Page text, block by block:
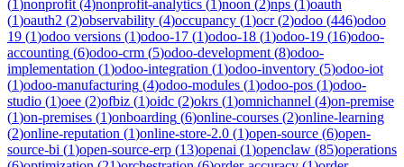
(1)nonprofit (4)nonprofit-analytics (1)noon (2)nps (1)oauth
(1)oauth2 (2)observability (4)occupancy (1)ocr(2)odoo (446)odoo
19 (1)odoo versions (1)odoo-17 (1)odoo-18 (1)odoo-19 (16)odoo-
accounting (6)odoo-crm (5)odoo-development (8)odoo-
implementation (1)odoo-integration (1)odoo-inventory (5)odoo-iot
(1)odoo-manufacturing (4)odoo-modules (1)odoo-pos (1)odoo-
studio (1)oee (2)ofbiz (1)oidc (2)okrs (1)omnichannel (4)on-premise
(1)on-premises (1)onboarding (6)online-courses (2)online-learning
(2)online-reputation (1)online-store-2.0 (1)open-source (6)open-
source-bi (1)open-source-erp (13)openai (1)openclaw (85)operations